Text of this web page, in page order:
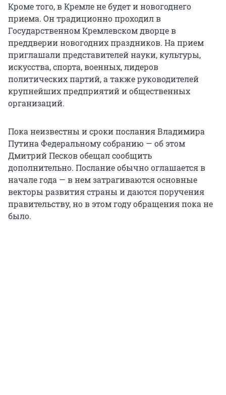
Кроме того, в Кремле не будет и новогоднего
приема. Он традиционно проходил в
Государственном Кремлевском дворце в
преддверии новогодних праздников. На прием
приглашали представителей науки, культуры,
искусства, спорта, военных, лидеров
политических партий, а также руководителей
крупнейших предприятий и общественных
организаций.
Пока неизвестны и сроки послания Владимира
Путина Федеральному собранию — об этом
Дмитрий Песков обещал сообщить
дополнительно. Послание обычно оглашается в
начале года — в нем затрагиваются основные
векторы развития страны и даются поручения
правительству, но в этом году обращения пока не
было.